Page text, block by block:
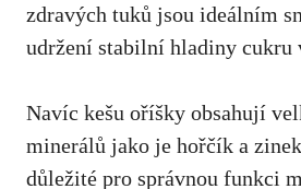
zdravých tuků jsou ideálním​
udržení stabilní hladiny cukru
Navíc ​kešu⁤ oříšky obsahují
minerálů jako je ⁣hořčík a
důležité pro správnou funkci